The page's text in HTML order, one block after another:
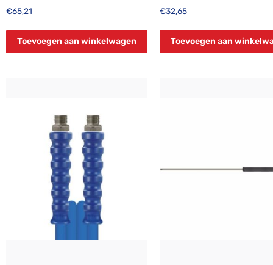
€65,21
Toevoegen aan winkelwagen
€32,65
Toevoegen aan